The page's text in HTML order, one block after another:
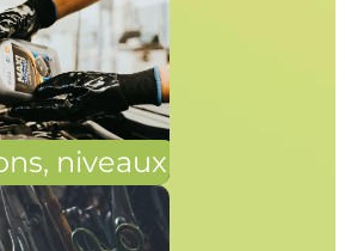
niveaux